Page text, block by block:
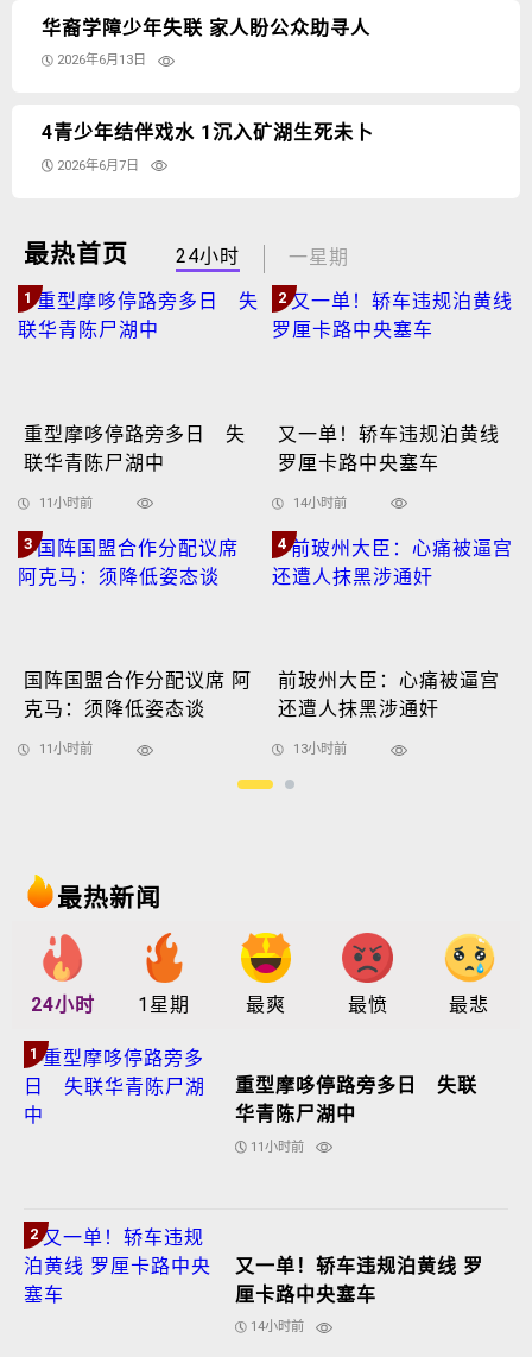
华裔学障少年失联 家人盼公众助寻人
2026年6月13日
4青少年结伴戏水 1沉入矿湖生死未卜
2026年6月7日
最热首页 24小时 一星期
1
重型摩哆停路旁多日 失
联华青陈尸湖中
11小时前
2
又一单！轿车违规泊黄线
罗厘卡路中央塞车
14小时前
3
国阵国盟合作分配议席 阿
克马：须降低姿态谈
11小时前
4
前玻州大臣：心痛被逼宫
还遭人抹黑涉通奸
13小时前
最热新闻
24小时 1星期 最爽 最愤 最悲
1
重型摩哆停路旁多日 失联
华青陈尸湖中
11小时前
2
又一单！轿车违规泊黄线 罗
厘卡路中央塞车
14小时前